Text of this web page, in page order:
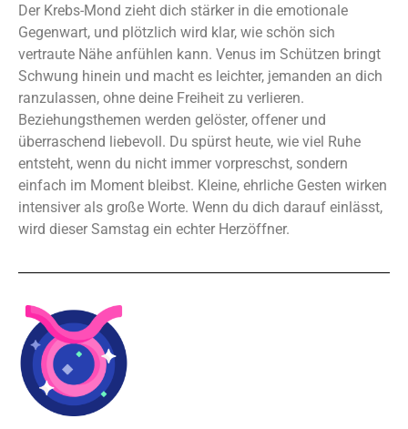
Der Krebs-Mond zieht dich stärker in die emotionale
Gegenwart, und plötzlich wird klar, wie schön sich
vertraute Nähe anfühlen kann. Venus im Schützen bringt
Schwung hinein und macht es leichter, jemanden an dich
ranzulassen, ohne deine Freiheit zu verlieren.
Beziehungsthemen werden gelöster, offener und
überraschend liebevoll. Du spürst heute, wie viel Ruhe
entsteht, wenn du nicht immer vorpreschst, sondern
einfach im Moment bleibst. Kleine, ehrliche Gesten wirken
intensiver als große Worte. Wenn du dich darauf einlässt,
wird dieser Samstag ein echter Herzöffner.